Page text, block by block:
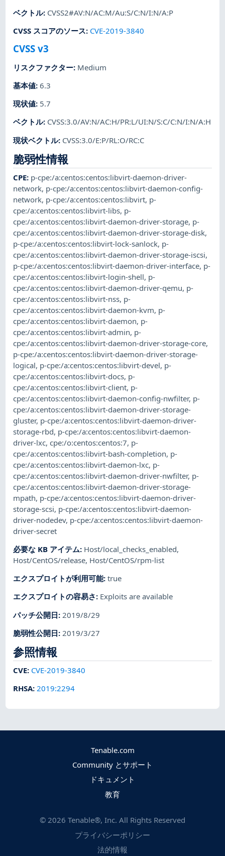
ベクトル: CVSS2#AV:N/AC:M/Au:S/C:N/I:N/A:P
CVSS スコアのソース: CVE-2019-3840
CVSS v3
リスクファクター: Medium
基本値:6.3
現状値: 5.7
ベクトル: CVSS:3.0/AV:N/AC:H/PR:L/UI:N/S:C/C:N/I:N/A:H
現状ベクトル: CVSS:3.0/E:P/RL:O/RC:C
脆弱性情報
CPE: p-cpe:/a:centos:centos:libvirt-daemon-driver-
network, p-cpe:/a:centos:centos:libvirt-daemon-config-
network, p-cpe:/a:centos:centos:libvirt, p-
cpe:/a:centos:centos:libvirt-libs, p-
cpe:/a:centos:centos:libvirt-daemon-driver-storage, p-
cpe:/a:centos:centos:libvirt-daemon-driver-storage-disk,
p-cpe:/a:centos:centos:libvirt-lock-sanlock, p-
cpe:/a:centos:centos:libvirt-daemon-driver-storage-iscsi,
p-cpe:/a:centos:centos:libvirt-daemon-driver-interface, p-
cpe:/a:centos:centos:libvirt-login-shell, p-
cpe:/a:centos:centos:libvirt-daemon-driver-qemu, p-
cpe:/a:centos:centos:libvirt-nss, p-
cpe:/a:centos:centos:libvirt-daemon-kvm, p-
cpe:/a:centos:centos:libvirt-daemon, p-
cpe:/a:centos:centos:libvirt-admin, p-
cpe:/a:centos:centos:libvirt-daemon-driver-storage-core,
p-cpe:/a:centos:centos:libvirt-daemon-driver-storage-
logical, p-cpe:/a:centos:centos:libvirt-devel, p-
cpe:/a:centos:centos:libvirt-docs, p-
cpe:/a:centos:centos:libvirt-client, p-
cpe:/a:centos:centos:libvirt-daemon-config-nwfilter, p-
cpe:/a:centos:centos:libvirt-daemon-driver-storage-
gluster, p-cpe:/a:centos:centos:libvirt-daemon-driver-
storage-rbd, p-cpe:/a:centos:centos:libvirt-daemon-
driver-lxc,cpe:/o:centos:centos:7, p-
cpe:/a:centos:centos:libvirt-bash-completion, p-
cpe:/a:centos:centos:libvirt-daemon-lxc, p-
cpe:/a:centos:centos:libvirt-daemon-driver-nwfilter, p-
cpe:/a:centos:centos:libvirt-daemon-driver-storage-
mpath, p-cpe:/a:centos:centos:libvirt-daemon-driver-
storage-scsi, p-cpe:/a:centos:centos:libvirt-daemon-
driver-nodedev, p-cpe:/a:centos:centos:libvirt-daemon-
driver-secret
必要な KB アイテム: Host/local_checks_enabled,
Host/CentOS/release, Host/CentOS/rpm-list
エクスプロイトが利用可能:true
エクスプロイトの容易さ: Exploits are available
パッチ公開日: 2019/8/29
脆弱性公開日:2019/3/27
参照情報
CVE: CVE-2019-3840
RHSA:2019:2294
Tenable.com
Community とサポート
ドキュメント
教育
© 2026 Tenable®, Inc. All Rights Reserved
プライバシーポリシー
法的情報